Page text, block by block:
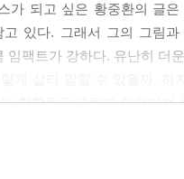
가 되고 싶은 황중환의 글
고 있다. 그래서 그의 그림
임팩트가 강하다. 유난히 더
철학들은 그림과 어우러
고 힘이 들지라도, ‘지금’